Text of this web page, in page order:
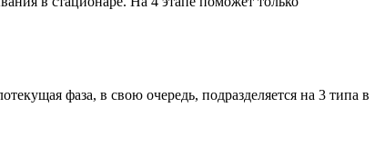
фаза, в свою очередь, подразделяется на 3 типа в